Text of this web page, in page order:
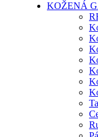
KOŽENÁ